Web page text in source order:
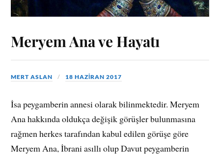
Meryem Ana ve Hayatı
MERT ASLAN 18 HAZIRAN 2017
İsa peygamberin annesi olarak bilinmektedir. Meryem
Ana hakkında oldukça değişik görüşler bulunmasına
rağmen herkes tarafından kabul edilen görüşe göre
Meryem Ana, İbrani asıllı olup Davut peygamberin